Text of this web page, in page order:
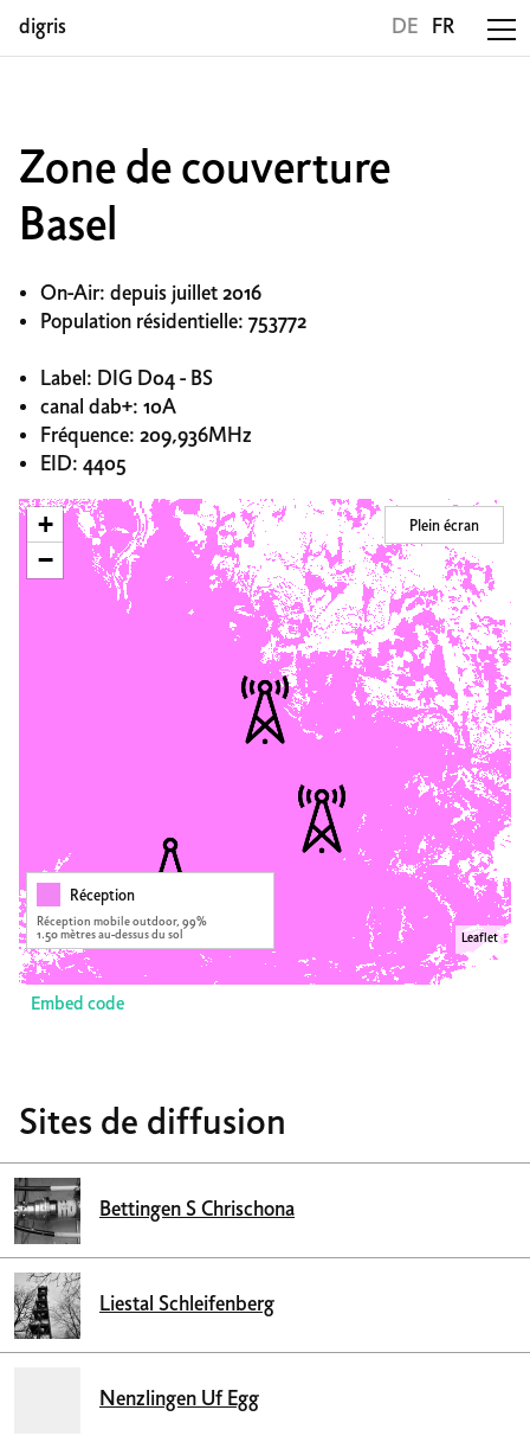
digris DE FR
Zone de couverture
Basel
On-Air: depuis juillet 2016
Population résidentielle: 753772
Label: DIG D04 - BS
canal dab+: 10A
Fréquence: 209,936MHz
EID: 4405
+
−
Leaflet
Plein écran
Réception
Réception mobile outdoor, 99%
1.50 mètres au-dessus du sol
Embed code
Sites de diffusion
Bettingen S Chrischona
Liestal Schleifenberg
Nenzlingen Uf Egg